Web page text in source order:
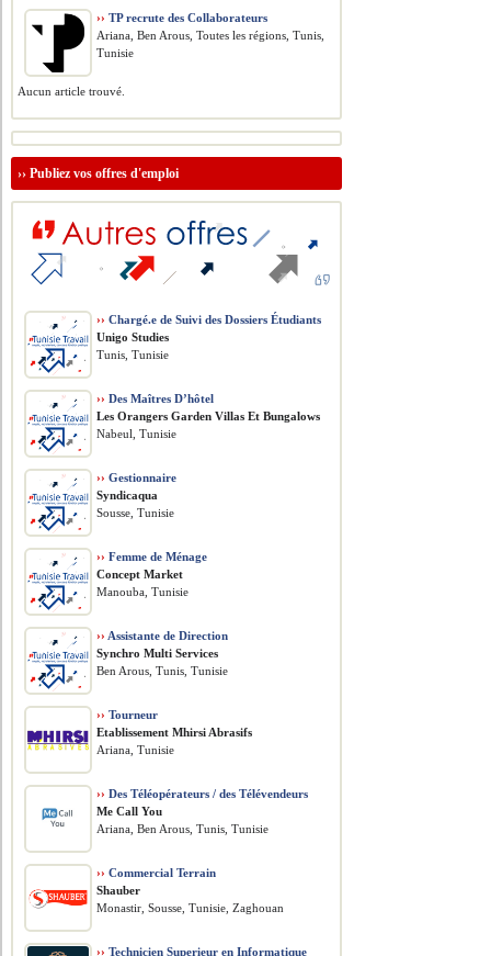
›› TP recrute des Collaborateurs
Ariana, Ben Arous, Toutes les régions, Tunis,
Tunisie
Aucun article trouvé.
››Publiez vos offres d'emploi
›› Chargé.e de Suivi des Dossiers Étudiants
Unigo Studies
Tunis, Tunisie
›› Des Maîtres D’hôtel
Les Orangers Garden Villas Et Bungalows
Nabeul, Tunisie
›› Gestionnaire
Syndicaqua
Sousse, Tunisie
›› Femme de Ménage
Concept Market
Manouba, Tunisie
›› Assistante de Direction
Synchro Multi Services
Ben Arous, Tunis, Tunisie
›› Tourneur
Etablissement Mhirsi Abrasifs
Ariana, Tunisie
›› Des Téléopérateurs / des Télévendeurs
Me Call You
Ariana, Ben Arous, Tunis, Tunisie
›› Commercial Terrain
Shauber
Monastir, Sousse, Tunisie, Zaghouan
›› Technicien Superieur en Informatique